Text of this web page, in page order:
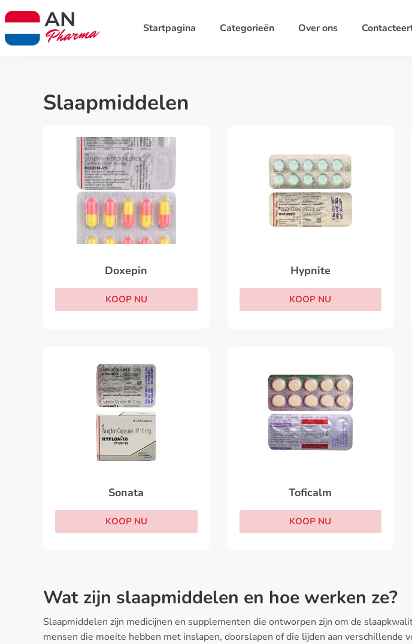
Startpagina Categorieën Over ons
Slaapmiddelen
Doxepin
KOOP NU
Hypnite
KOOP NU
Sonata
KOOP NU
Toficalm
KOOP NU
Wat zijn slaapmiddelen en hoe werken ze?
Slaapmiddelen zijn medicijnen en supplementen die ontworpen zijn om de
mensen die moeite hebben met inslapen, doorslapen of die lijden aan